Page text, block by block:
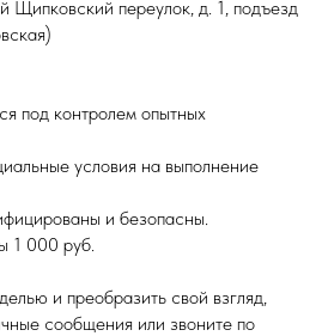
Щипковский переулок, д. 1, подъезд
под контролем опытных
условия на выполнение
и безопасны.
1 000 руб.
и преобразить свой взгляд,
сообщения или звоните по